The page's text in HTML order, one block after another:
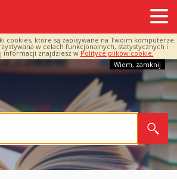
cookies, które są zapisywane na Twoim komputerze.
w celach funkcjonalnych, statystycznych i
informacji znajdziesz w Polityce plików cookie.
Wiem, zamknij